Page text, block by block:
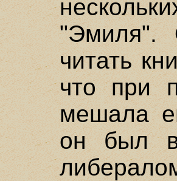
"Эмиля".
читать
что при
мешала
он был